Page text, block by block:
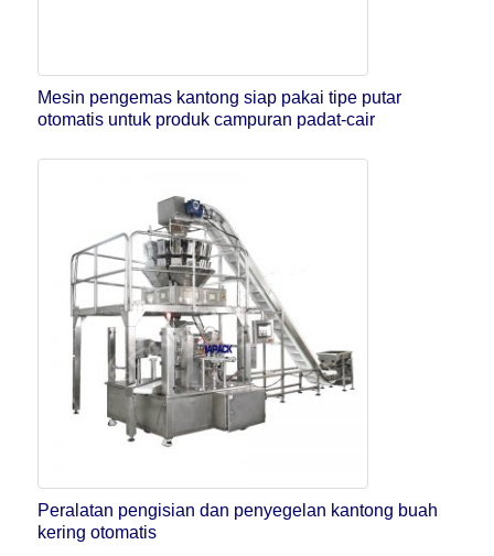
Mesin pengemas kantong siap pakai tipe putar
otomatis untuk produk campuran padat-cair
Peralatan pengisian dan penyegelan kantong buah
kering otomatis